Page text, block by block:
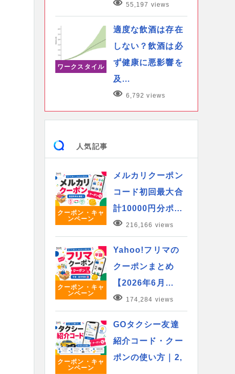
55,197 views
ワークスタイル
適度な飲酒は存在
しない？飲酒は必
ず健康に悪影響を
及…
6,792 views
人気記事
クーポン・キャ
ンペーン
メルカリクーポン
コード初回最大合
計10000円分ポ…
216,166 views
クーポン・キャ
ンペーン
Yahoo!フリマの
クーポンまとめ
【2026年6月…
174,284 views
クーポン・キャ
ンペーン
GOタクシー友達
紹介コード・クー
ポンの使い方｜2,